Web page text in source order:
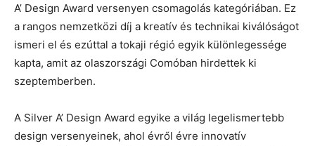
A’ Design Award versenyen csomagolás kategóriában. Ez
a rangos nemzetközi díj a kreatív és technikai kiválóságot
ismeri el és ezúttal a tokaji régió egyik különlegessége
kapta, amit az olaszországi Comóban hirdettek ki
szeptemberben.
A Silver A’ Design Award egyike a világ legelismertebb
design versenyeinek, ahol évről évre innovatív